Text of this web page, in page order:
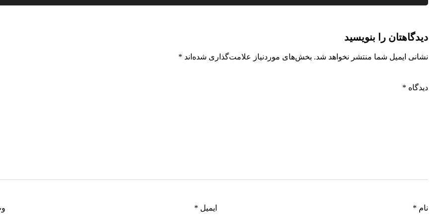
دیدگاهتان را بنویسید
نشانی ایمیل شما منتشر نخواهد شد. بخش‌های موردنیاز علامت‌گذاری شده‌اند *
دیدگاه *
نام * ایمیل *